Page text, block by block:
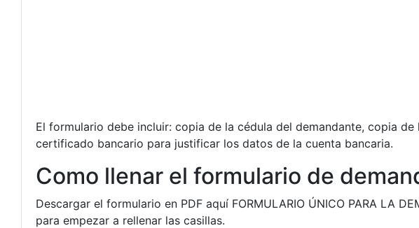
El formulario debe incluir: copia de la cédula del demandante, copia
certificado bancario para justificar los datos de la cuenta bancaria.
Como llenar el formulario de
Descargar el formulario en PDF aquí FORMULARIO ÚNICO PARA LA
para empezar a rellenar las casillas.